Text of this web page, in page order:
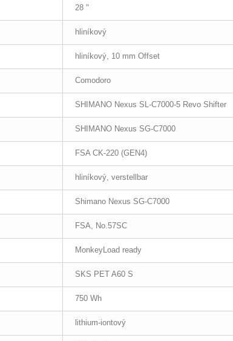
28 "
hliníkový
hliníkový, 10 mm Offset
Comodoro
SHIMANO Nexus SL-C7000-5 Revo Shifter
SHIMANO Nexus SG-C7000
FSA CK-220 (GEN4)
hliníkový, verstellbar
Shimano Nexus SG-C7000
FSA, No.57SC
MonkeyLoad ready
SKS PET A60 S
750 Wh
lithium-iontový